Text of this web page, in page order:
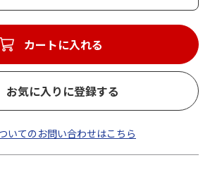
カートに入れる
お気に入りに登録する
いてのお問い合わせはこちら